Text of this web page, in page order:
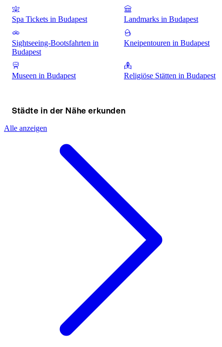
Spa Tickets in Budapest Landmarks in Budapest
Sightseeing-Bootsfahrten in
Budapest
Kneipentouren in Budapest
Museen in Budapest Religiöse Stätten in Budapest
Städte in der Nähe erkunden
Alle anzeigen